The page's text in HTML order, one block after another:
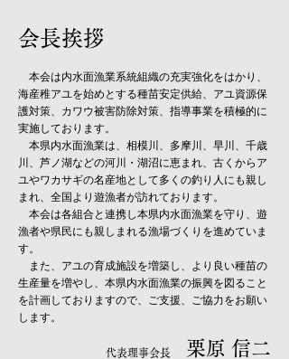
​会長挨拶
本会は内水面漁業系統組織の充実強化をはかり、
海産稚アユを始めとする種苗安定供給、アユ資源保
護対策、カワウ被害防除対策、指導事業を積極的に
実施しております。
本県内水面漁業は、相模川、多摩川、早川、千歳
川、芦ノ湖などの河川・湖沼に恵まれ、古くからア
ユやワカサギの名産地として多くの釣り人にも親し
まれ、全国より遊漁者が訪れております。
本会は各組合と連携し本県内水面漁業を守り、遊
漁者や県民にも親しまれる漁場づくりを進めていま
す。
また、アユの育成施設を増築し、より良い種苗の
生産量を増やし、本県内水面漁業の振興を図ること
を計画しておりますので、ご支援、ご協力をお願い
します。
​代表理事会長 栗原 信二